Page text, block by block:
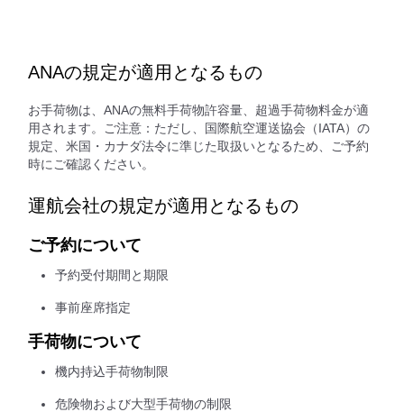
ANAの規定が適用となるもの
お手荷物は、ANAの無料手荷物許容量、超過手荷物料金が適
用されます。ご注意：ただし、国際航空運送協会（IATA）の
規定、米国・カナダ法令に準じた取扱いとなるため、ご予約
時にご確認ください。
運航会社の規定が適用となるもの
ご予約について
予約受付期間と期限
事前座席指定
手荷物について
機内持込手荷物制限
危険物および大型手荷物の制限